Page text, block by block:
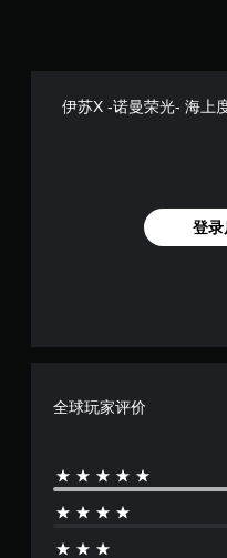
伊苏X -诺曼荣光- 海上
登
全球玩家评价